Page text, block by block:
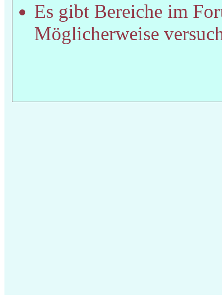
Es gibt Bereiche im
Möglicherweise